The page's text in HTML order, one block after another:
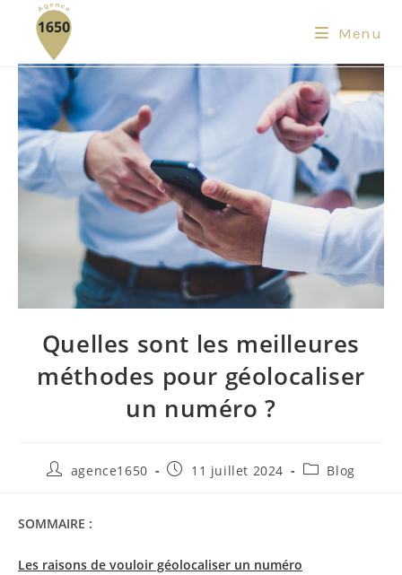
Menu
Quelles sont les meilleures
méthodes pour géolocaliser
un numéro ?
agence1650 11 juillet 2024 Blog
SOMMAIRE :
Les raisons de vouloir géolocaliser un numéro